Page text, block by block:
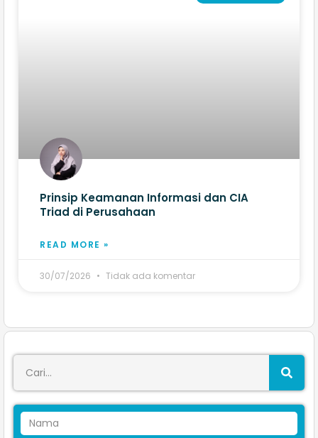
Prinsip Keamanan Informasi dan CIA
Triad di Perusahaan
READ MORE »
30/07/2026 Tidak ada komentar